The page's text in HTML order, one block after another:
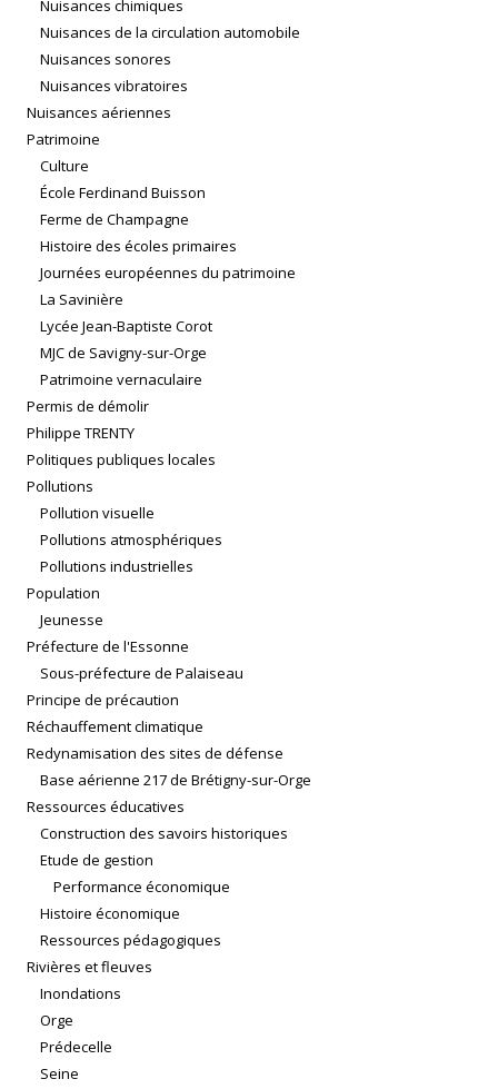
Nuisances chimiques
Nuisances de la circulation automobile
Nuisances sonores
Nuisances vibratoires
Nuisances aériennes
Patrimoine
Culture
École Ferdinand Buisson
Ferme de Champagne
Histoire des écoles primaires
Journées européennes du patrimoine
La Savinière
Lycée Jean-Baptiste Corot
MJC de Savigny-sur-Orge
Patrimoine vernaculaire
Permis de démolir
Philippe TRENTY
Politiques publiques locales
Pollutions
Pollution visuelle
Pollutions atmosphériques
Pollutions industrielles
Population
Jeunesse
Préfecture de l'Essonne
Sous-préfecture de Palaiseau
Principe de précaution
Réchauffement climatique
Redynamisation des sites de défense
Base aérienne 217 de Brétigny-sur-Orge
Ressources éducatives
Construction des savoirs historiques
Etude de gestion
Performance économique
Histoire économique
Ressources pédagogiques
Rivières et fleuves
Inondations
Orge
Prédecelle
Seine